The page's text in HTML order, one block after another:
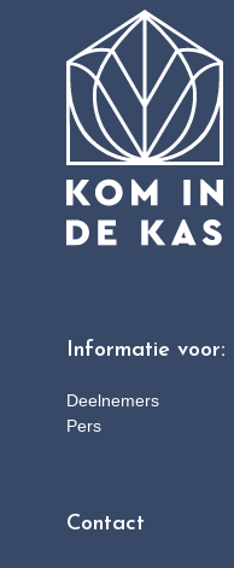
Informatie voor:
Deelnemers
Pers
Contact